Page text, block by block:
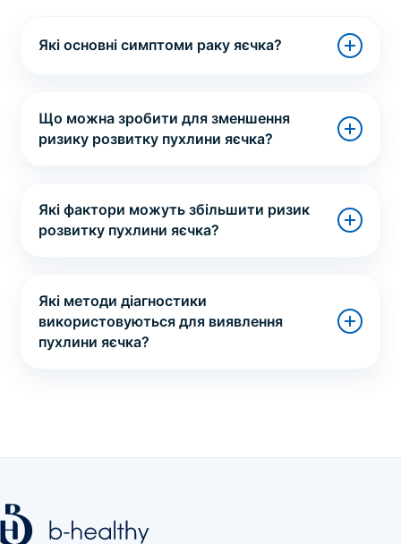
Які основні симптоми раку яєчка?
Що можна зробити для зменшення
ризику розвитку пухлини яєчка?
Які фактори можуть збільшити ризик
розвитку пухлини яєчка?
Які методи діагностики
використовуються для виявлення
пухлини яєчка?